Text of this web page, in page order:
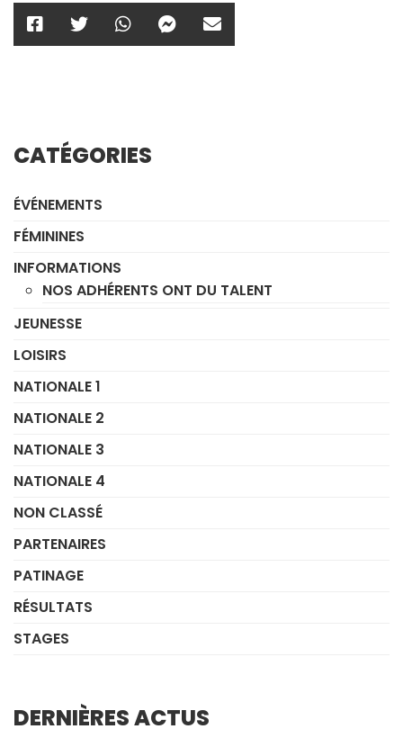
CATÉGORIES
ÉVÉNEMENTS
FÉMININES
INFORMATIONS
NOS ADHÉRENTS ONT DU TALENT
JEUNESSE
LOISIRS
NATIONALE 1
NATIONALE 2
NATIONALE 3
NATIONALE 4
NON CLASSÉ
PARTENAIRES
PATINAGE
RÉSULTATS
STAGES
DERNIÈRES ACTUS